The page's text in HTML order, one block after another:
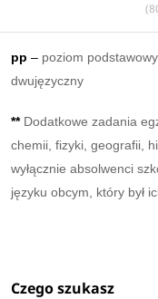
pp – poziom podstawowy,
dwujęzyczny
** Dodatkowe zadania
chemii, fizyki, geografii,
wyłącznie absolwenci
języku obcym, który był
Czego szukasz